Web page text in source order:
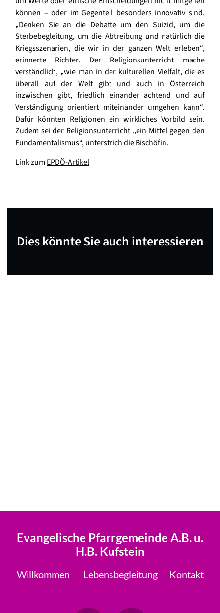
können – oder im Gegenteil besonders innovativ sind.
„Denken Sie an die Debatte um den Suizid, um die
Sterbebegleitung, um die Abtreibung und natürlich die
Kriegsszenarien, die wir in der ganzen Welt erleben“,
erinnerte Richter. Der Religionsunterricht mache
verständlich, „wie man in der kulturellen Vielfalt, die es
überall auf der Welt gibt und auch in Österreich
inzwischen gibt, friedlich einander achtend und auf
Verständigung orientiert miteinander umgehen kann“.
Dafür könnten Religionen ein wirkliches Vorbild sein.
Zudem sei der Religionsunterricht „ein Mittel gegen den
Fundamentalismus“, unterstrich die Bischöfin.
Link zumEPDÖ-Artikel
Dies könnte Sie auch interessieren
Evangelische Pfarrgemeinde A.B. u.
H.B. Kufstein
Willkommen Lebensbegleitung Kontakt